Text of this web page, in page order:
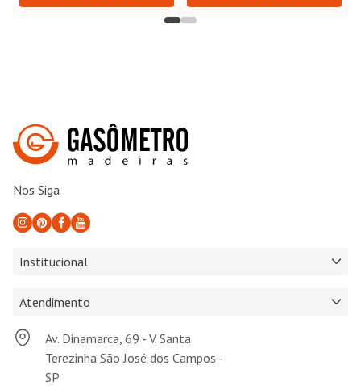
Nos Siga
Institucional
Atendimento
Av. Dinamarca, 69 - V. Santa
Terezinha São José dos Campos -
SP